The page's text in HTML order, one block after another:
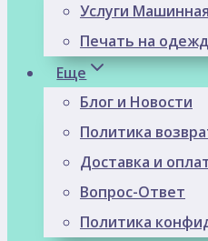
Услуги
Печать на
Еще
Блог и Новости
Политика
Доставка и
Вопрос-Ответ
Политика